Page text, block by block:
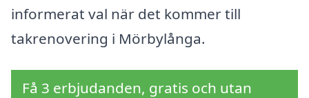
informerat val när det kommer till
takrenovering i Mörbylånga.
Få 3 erbjudanden, gratis och utan